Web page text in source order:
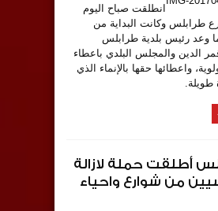
انطلقت صباح اليوم
طرابلس وكانت البداية من
وعد رئيس بلدية طرابلس
الدين والمجلس البلدي باعطاء
واعطائها حقها بالإنماء الذي
طويلة.
أطلقت حملة لازالة
من شوارع واحياء